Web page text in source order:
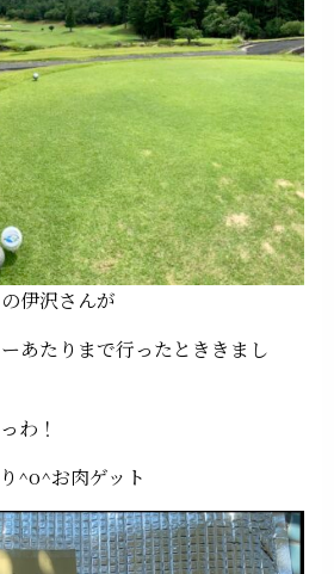
伊沢さんが
あたりまで行ったとききまし
わ！
^o^お肉ゲット